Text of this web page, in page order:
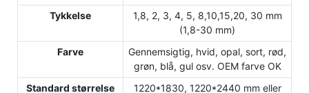
Tykkelse
1,8, 2, 3, 4, 5, 8,10,15,20, 30 mm
(1,8-30 mm)
Farve
Gennemsigtig, hvid, opal, sort, rød,
grøn, blå, gul osv. OEM farve OK
Standard størrelse
1220*1830, 1220*2440 mm eller